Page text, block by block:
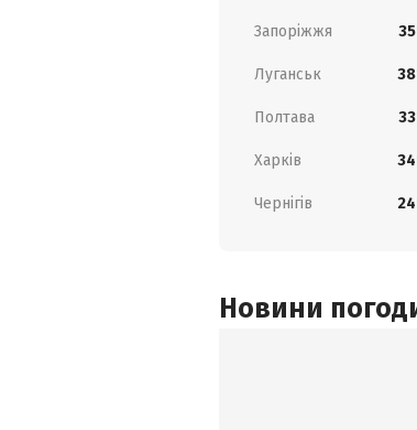
Запоріжжя
Луганськ
Полтава
Харків
Чернігів
Новини